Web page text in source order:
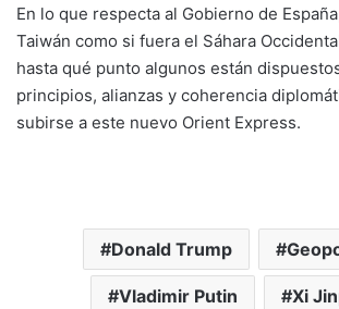
En lo que respecta al Gobierno de
Taiwán como si fuera el Sáhara
hasta qué punto algunos están
principios, alianzas y coherencia
subirse a este nuevo Orient Express.
Donald Trump
Vladimir Putin Xi